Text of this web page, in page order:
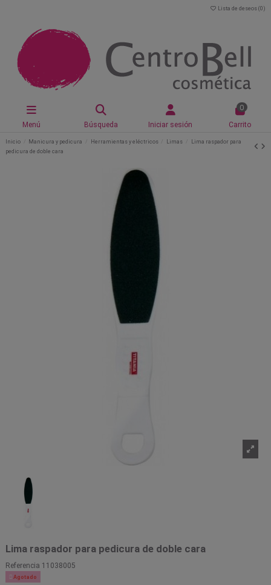
Lista de deseos (0 )
Menú Búsqueda Iniciar sesión
0
Carrito
Inicio Manicura y pedicura Herramientas y eléctricos Limas
Lima raspador para
pedicura de doble cara
Lima raspador para pedicura de doble cara
Referencia 11038005
 Agotado